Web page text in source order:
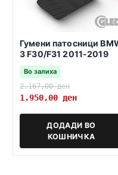
Гумени патосници
3 F30/F31 2011-2019
Во залиха
2.167,00ден
1.950,00 ден
ДОДАДИ ВО
КОШНИЧКА